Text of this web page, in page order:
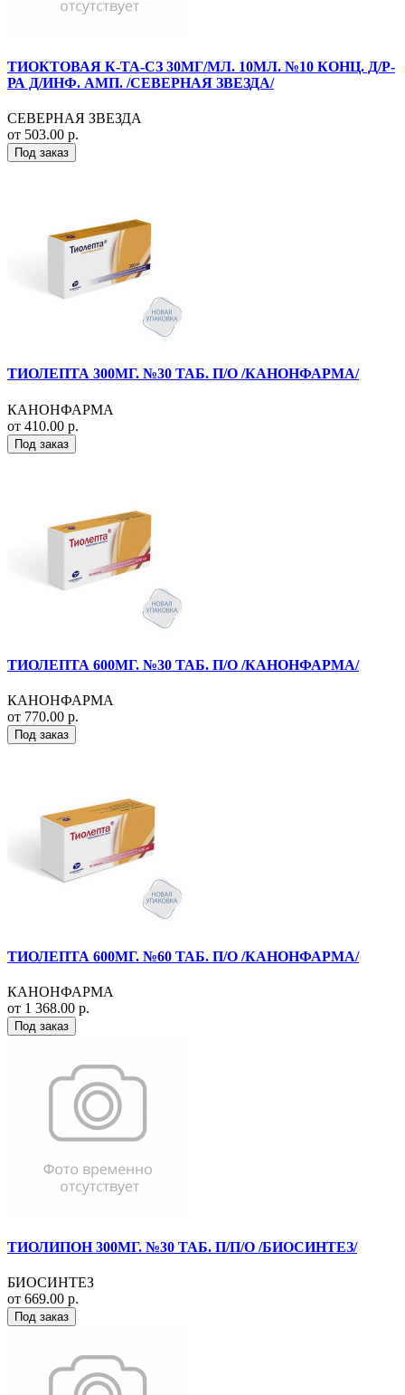
ТИОКТОВАЯ К-ТА-СЗ 30МГ/МЛ. 10МЛ. №10 КОНЦ. Д/Р-
РА Д/ИНФ. АМП. /СЕВЕРНАЯ ЗВЕЗДА/
СЕВЕРНАЯ ЗВЕЗДА
от 503.00 р.
Под заказ
ТИОЛЕПТА 300МГ. №30 ТАБ. П/О /КАНОНФАРМА/
КАНОНФАРМА
от 410.00 р.
Под заказ
ТИОЛЕПТА 600МГ. №30 ТАБ. П/О /КАНОНФАРМА/
КАНОНФАРМА
от 770.00 р.
Под заказ
ТИОЛЕПТА 600МГ. №60 ТАБ. П/О /КАНОНФАРМА/
КАНОНФАРМА
от 1 368.00 р.
Под заказ
ТИОЛИПОН 300МГ. №30 ТАБ. П/П/О /БИОСИНТЕЗ/
БИОСИНТЕЗ
от 669.00 р.
Под заказ